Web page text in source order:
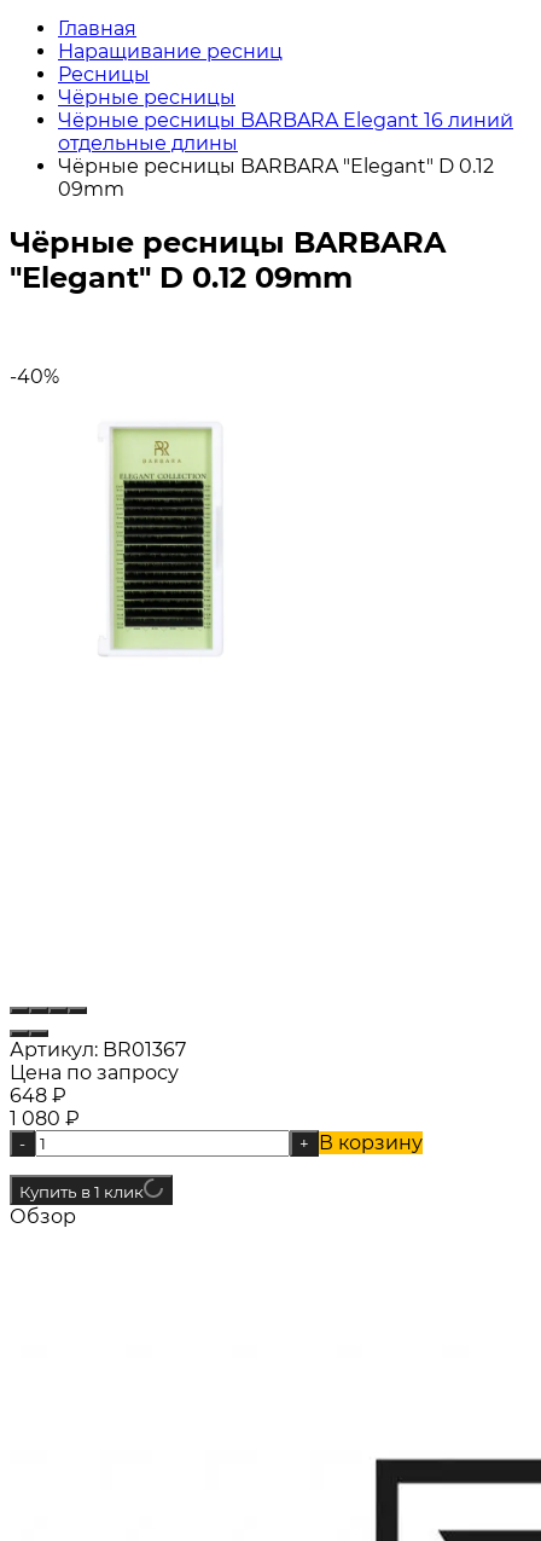
Главная
Наращивание ресниц
Ресницы
Чёрные ресницы
Чёрные ресницы BARBARA Elegant 16 линий
отдельные длины
Чёрные ресницы BARBARA "Elegant" D 0.12
09mm
Чёрные ресницы BARBARA
"Elegant" D 0.12 09mm
-40%
Артикул: BR01367
Цена по запросу
648 ₽
1 080 ₽
- + В корзину
Купить в 1 клик
Обзор